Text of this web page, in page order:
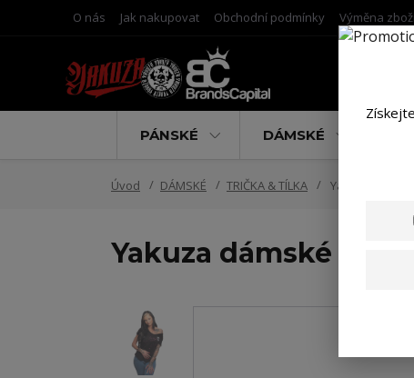
O nás Jak nakupovat Obchodní podmínky Výměna
PÁNSKÉ DÁMSKÉ
Úvod DÁMSKÉ TRIČKA & TÍLKA Yakuza
Yakuza dámské tílko